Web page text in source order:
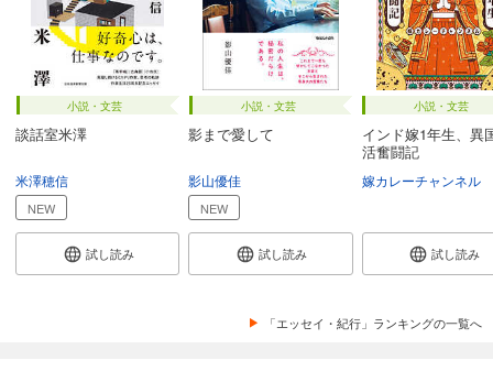
小説・文芸
談話室米澤
米澤穂信
NEW
試し読み
小説・文芸
影まで愛して
影山優佳
NEW
試し読み
小説・文芸
インド嫁1年生、異
活奮闘記
嫁カレーチャンネル
試し読み
「エッセイ・紀行」ランキングの一覧へ